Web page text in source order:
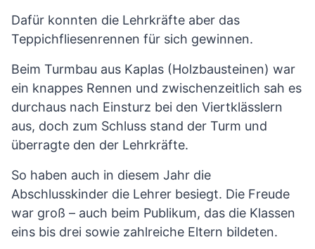
Dafür konnten die Lehrkräfte aber das
Teppichfliesenrennen für sich gewinnen.
Beim Turmbau aus Kaplas (Holzbausteinen) war
ein knappes Rennen und zwischenzeitlich sah es
durchaus nach Einsturz bei den Viertklässlern
aus, doch zum Schluss stand der Turm und
überragte den der Lehrkräfte.
So haben auch in diesem Jahr die
Abschlusskinder die Lehrer besiegt. Die Freude
war groß – auch beim Publikum, das die Klassen
eins bis drei sowie zahlreiche Eltern bildeten.